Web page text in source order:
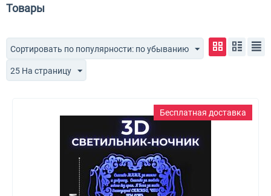
Товары
Сортировать по популярности: по убыванию
25 На страницу
Бесплатная доставка